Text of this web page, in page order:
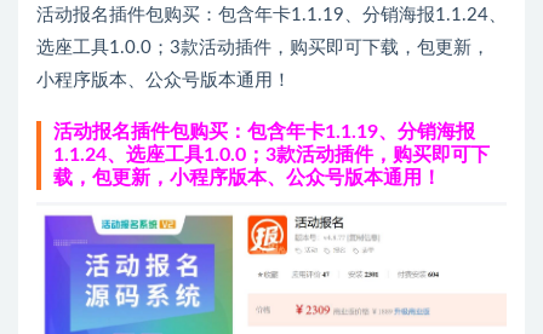
活动报名插件包购买：包含年卡1.1.19、分销海报1.1.24、
选座工具1.0.0；3款活动插件，购买即可下载，包更新，
小程序版本、公众号版本通用！
活动报名插件包购买：包含年卡1.1.19、分销海报
1.1.24、选座工具1.0.0；3款活动插件，购买即可下
载，包更新，小程序版本、公众号版本通用！